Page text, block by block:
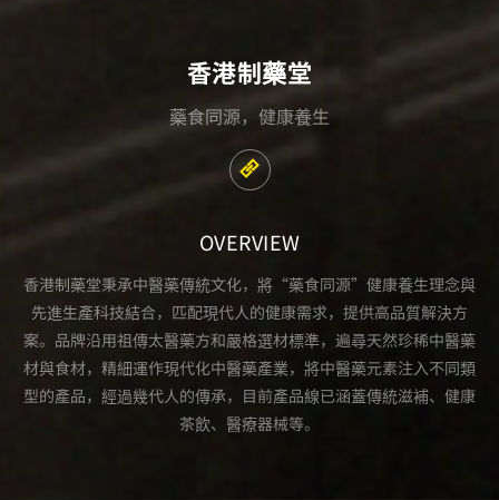
香港制藥堂
藥食同源，健康養生
OVERVIEW
香港制藥堂秉承中醫藥傳統文化，將“藥食同源”健康養生理念與
先進生產科技結合，匹配現代人的健康需求，提供高品質解決方
案。品牌沿用祖傳太醫藥方和嚴格選材標準，遍尋天然珍稀中醫藥
材與食材，精細運作現代化中醫藥產業，將中醫藥元素注入不同類
型的產品，經過幾代人的傳承，目前產品線已涵蓋傳統滋補、健康
茶飲、醫療器械等。